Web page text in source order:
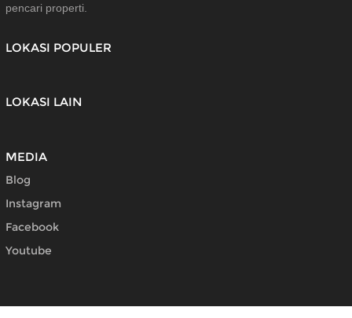
pencari properti.
LOKASI POPULER
LOKASI LAIN
MEDIA
Blog
Instagram
Facebook
Youtube